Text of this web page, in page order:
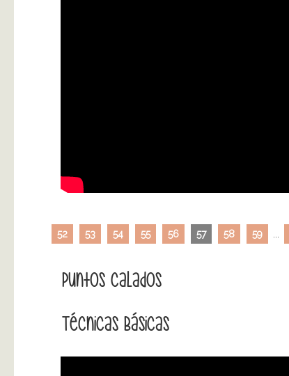
52 53 54 55 56 57 58 59
Puntos Calados
Técnicas Básicas